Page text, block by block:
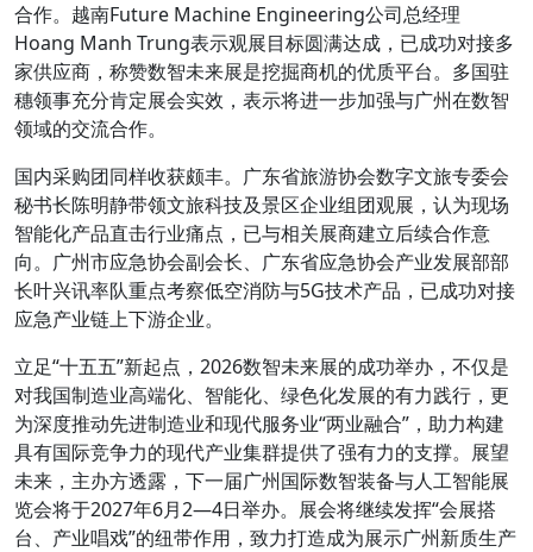
合作。越南Future Machine Engineering公司总经理
Hoang Manh Trung表示观展目标圆满达成，已成功对接多
家供应商，称赞数智未来展是挖掘商机的优质平台。多国驻
穗领事充分肯定展会实效，表示将进一步加强与广州在数智
领域的交流合作。
国内采购团同样收获颇丰。广东省旅游协会数字文旅专委会
秘书长陈明静带领文旅科技及景区企业组团观展，认为现场
智能化产品直击行业痛点，已与相关展商建立后续合作意
向。广州市应急协会副会长、广东省应急协会产业发展部部
长叶兴讯率队重点考察低空消防与5G技术产品，已成功对接
应急产业链上下游企业。
立足“十五五”新起点，2026数智未来展的成功举办，不仅是
对我国制造业高端化、智能化、绿色化发展的有力践行，更
为深度推动先进制造业和现代服务业“两业融合”，助力构建
具有国际竞争力的现代产业集群提供了强有力的支撑。展望
未来，主办方透露，下一届广州国际数智装备与人工智能展
览会将于2027年6月2—4日举办。展会将继续发挥“会展搭
台、产业唱戏”的纽带作用，致力打造成为展示广州新质生产